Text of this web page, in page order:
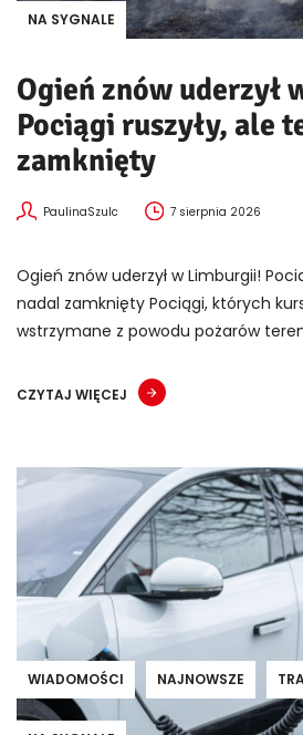
NA SYGNALE
Ogień znów uderzył
Pociągi ruszyły, ale
zamknięty
PaulinaSzulc 7 sierpnia 2026
Ogień znów uderzył w Limburgii!
nadal zamknięty Pociągi, których
wstrzymane z powodu pożarów
CZYTAJ WIĘCEJ
WIADOMOŚCI NAJNOWSZE